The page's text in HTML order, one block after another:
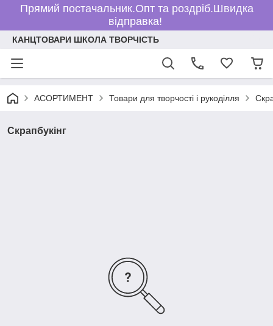
Прямий постачальник.Опт та роздріб.Швидка
відправка!
КАНЦТОВАРИ ШКОЛА ТВОРЧІСТЬ
АСОРТИМЕНТ Товари для творчості і рукоділля
Скрапбукінг